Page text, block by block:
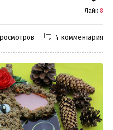
Лайк 8
4 комментария